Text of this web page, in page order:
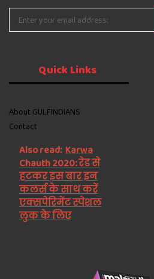
QuickLinks
About GULFINDIANS
Contact
Also read: Karwa
Chauth 2020: रेड से
हटकर इस बार इन
कलर्स के साथ करें
एक्सपेरिमेंट स्पेशल
लुक के लिए